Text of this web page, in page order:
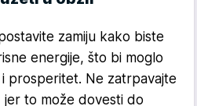
zamiju kako biste
energije, što bi moglo
prosperitet. Ne zatrpavajte
jer to može dovesti do